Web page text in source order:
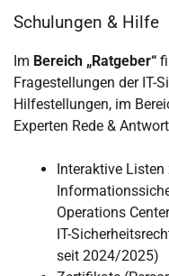
Schulungen & Hilfe
Im Bereich „Ratgeber“
Fragestellungen der IT-
Hilfestellungen, im
Experten Rede &
Interaktive
Operations
IT-
seit 2024/2025)